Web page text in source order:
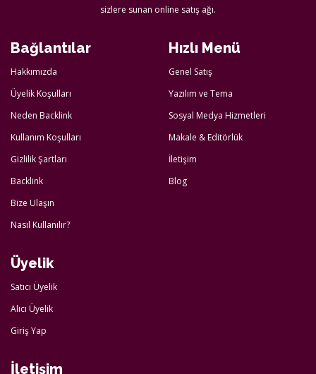
sizlere sunan online satış ağı.
Bağlantılar
Hakkımızda
Üyelik Koşulları
Neden Backlink
Kullanım Koşulları
Gizlilik Şartları
Backlink
Bize Ulaşın
Nasıl Kullanılır?
Hızlı Menü
Genel Satış
Yazılım ve Tema
Sosyal Medya Hizmetleri
Makale & Editörlük
İletişim
Blog
Üyelik
Satıcı Üyelik
Alıcı Üyelik
Giriş Yap
İletişim